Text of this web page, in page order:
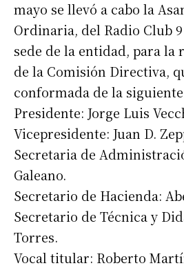
mayo se llevó a cabo la
Ordinaria, del Radio Club
sede de la entidad, para la
de la Comisión Directiva,
conformada de la
Presidente: Jorge Luis
Vicepresidente: Juan D.
Secretaria de
Galeano.
Secretario de Hacienda:
Secretario de Técnica y
Torres.
Vocal titular: Roberto